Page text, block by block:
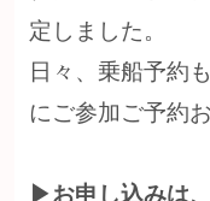
定しました。
日々、乗船予約
にご参加ご予約
▶︎お申し込みは